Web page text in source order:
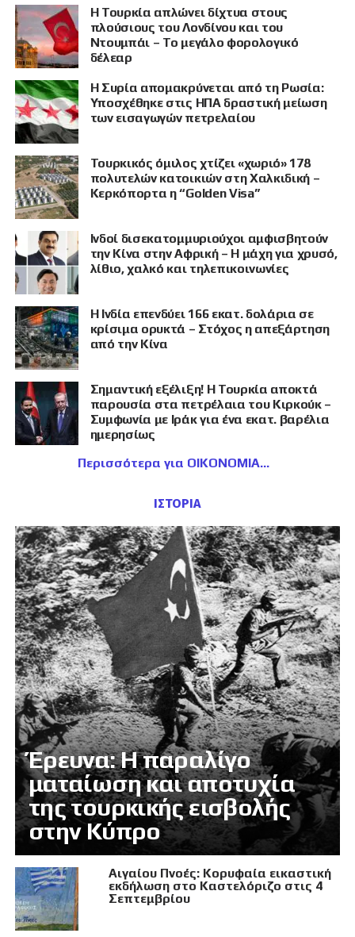
Η Τουρκία απλώνει δίχτυα στους
πλούσιους του Λονδίνου και του
Ντουμπάι – Το μεγάλο φορολογικό
δέλεαρ
Η Συρία απομακρύνεται από τη Ρωσία:
Υποσχέθηκε στις ΗΠΑ δραστική μείωση
των εισαγωγών πετρελαίου
Τουρκικός όμιλος χτίζει «χωριό» 178
πολυτελών κατοικιών στη Χαλκιδική –
Κερκόπορτα η “Golden Visa”
Ινδοί δισεκατομμυριούχοι αμφισβητούν
την Κίνα στην Αφρική – Η μάχη για χρυσό,
λίθιο, χαλκό και τηλεπικοινωνίες
Η Ινδία επενδύει 166 εκατ. δολάρια σε
κρίσιμα ορυκτά – Στόχος η απεξάρτηση
από την Κίνα
Σημαντική εξέλιξη! Η Τουρκία αποκτά
παρουσία στα πετρέλαια του Κιρκούκ –
Συμφωνία με Ιράκ για ένα εκατ. βαρέλια
ημερησίως
Περισσότερα για ΟΙΚΟΝΟΜΙΑ
ΙΣΤΟΡΙΑ
Έρευνα: Η παραλίγο
ματαίωση και αποτυχία
της τουρκικής εισβολής
στην Κύπρο
Αιγαίου Πνοές: Κορυφαία εικαστική
εκδήλωση στο Καστελόριζο στις 4
Σεπτεμβρίου